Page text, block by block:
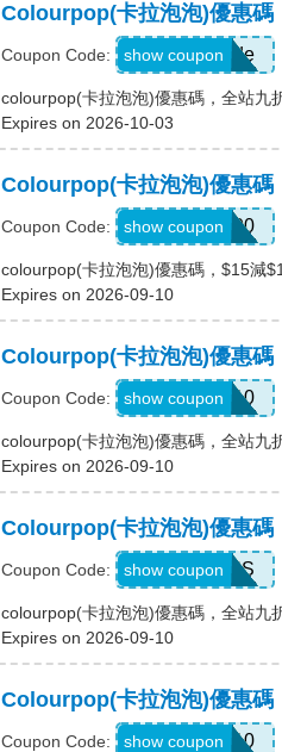
Colourpop(卡拉泡泡)優惠碼
Coupon Code: Show Code
show coupon
colourpop(卡拉泡泡)優惠碼，全站九
Expires on 2026-10-03
Colourpop(卡拉泡泡)優惠碼
Coupon Code: 15OFF100
show coupon
colourpop(卡拉泡泡)優惠碼，$15減
Expires on 2026-09-10
Colourpop(卡拉泡泡)優惠碼
Coupon Code: SHAN10
show coupon
colourpop(卡拉泡泡)優惠碼，全站九
Expires on 2026-09-10
Colourpop(卡拉泡泡)優惠碼
Coupon Code: LINS
show coupon
colourpop(卡拉泡泡)優惠碼，全站九
Expires on 2026-09-10
Colourpop(卡拉泡泡)優惠碼
Coupon Code: WTFAB10
show coupon